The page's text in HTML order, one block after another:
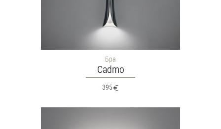
Бра
Cadmo
395